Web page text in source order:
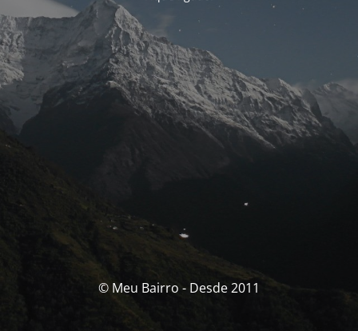
© Meu Bairro - Desde 2011